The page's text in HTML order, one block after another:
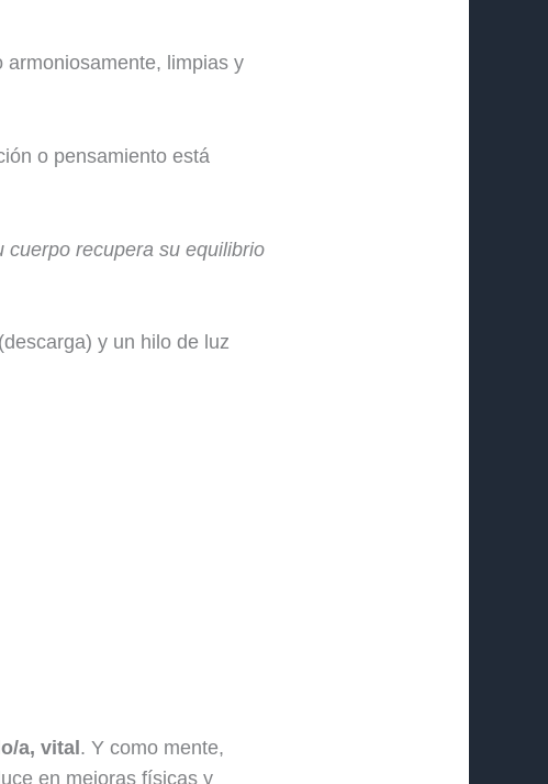
limpias y
o pensamiento está
cuerpo recupera su equilibrio
y un hilo de luz
a, vital . Y como mente,
en mejoras físicas y